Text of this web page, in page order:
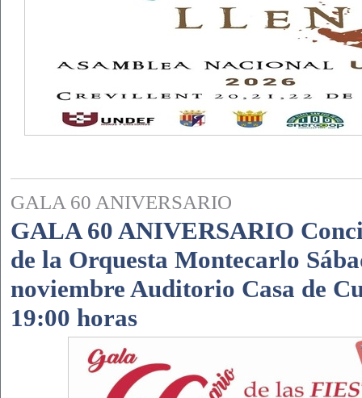
GALA 60 ANIVERSARIO
GALA 60 ANIVERSARIO
de la Orquesta Montecarlo
noviembre Auditorio Casa de
19:00 horas